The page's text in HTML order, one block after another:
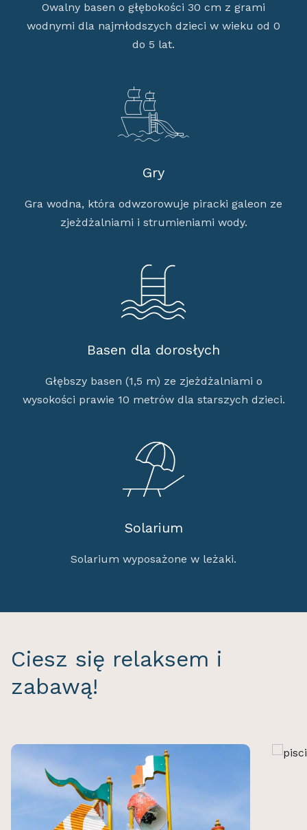
Owalny basen o głębokości 30 cm z grami
wodnymi dla najmłodszych dzieci w wieku od 0
do 5 lat.
Gry
Gra wodna, która odwzorowuje piracki galeon ze
zjeżdżalniami i strumieniami wody.
Basen dla dorosłych
Głębszy basen (1,5 m) ze zjeżdżalniami o
wysokości prawie 10 metrów dla starszych dzieci.
Solarium
Solarium wyposażone w leżaki.
Ciesz się relaksem i
zabawą!